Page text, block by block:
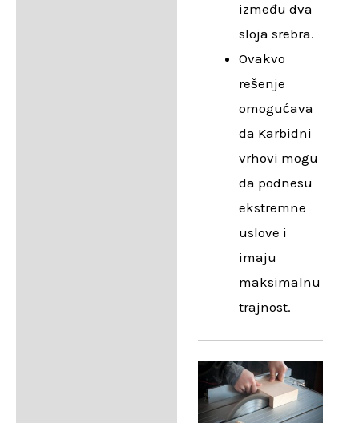
između dva
sloja srebra.
Ovakvo
rešenje
omogućava
da Karbidni
vrhovi mogu
da podnesu
ekstremne
uslove i
imaju
maksimalnu
trajnost.